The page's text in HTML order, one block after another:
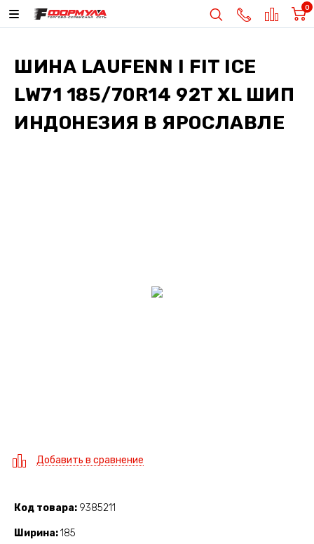
0
ШИНА LAUFENN I FIT ICE
LW71 185/70R14 92T XL ШИП
ИНДОНЕЗИЯ В ЯРОСЛАВЛЕ
Добавить в сравнение
Код товара 9385211
Ширина 185